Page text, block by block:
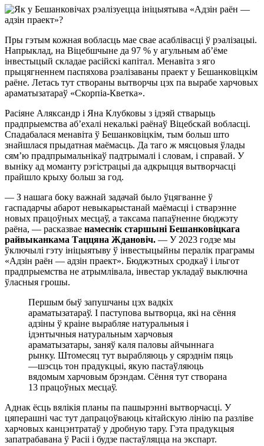
Пры гэтым кожная вобласць мае свае асаблівасці ў рэалізацыі.
Напрыклад, на Віцебшчыне да 97 % у агульным аб’ёме
інвестыцый складае расійскі капітал. Менавіта з яго
прыцягненнем паспяхова рэалізаваны праект у Бешанковіцкім
раёне. Летась тут створаны вытворчы цэх па вырабе харчовых
араматызатараў «Скорпіа-Кветка».
Расіяне Аляксандр і Яна Клубковы з ідэяй стварыць
прадпрыемства аб’ехалі некалькі раёнаў Віцебскай вобласці.
Спадабалася менавіта ў Бешанковіцкім, тым больш што
знайшлася прыдатная маёмасць. Да таго ж мясцовыя ўлады
сям’ю прадпрымальнікаў падтрымалі і словам, і справай. У
выніку ад моманту рэгістрацыі да адкрыцця вытворчасці
прайшло крыху больш за год.
— З нашага боку важнай задачай было ўцягванне ў
гаспадарчы абарот невыкарыстанай маёмасці і стварэнне
новых працоўных месцаў, а таксама папаўненне бюджэту
раёна, — расказвае намеснік старшыні Бешанковіцкага
райвыканкама Таццяна Ждановіч. — У 2023 годзе мы
ўключылі гэту ініцыятыву ў інвестыцыйны пералік праграмы
«Адзін раён — адзін праект». Бюджэтных сродкаў і ільгот
прадпрыемства не атрымлівала, інвестар укладаў выключна
ўласныя грошы.
Першым быў запушчаны цэх вадкіх
араматызатараў. І паступова вытворца, які на сёння
адзіны ў краіне вырабляе натуральныя і
ідэнтычныя натуральным харчовыя
араматызатары, заняў каля паловы айчыннага
рынку. Штомесяц тут вырабляюць у сярэднім пяць
—шэсць тон прадукцыі, якую пастаўляюць
вядомым харчовым брэндам. Сёння тут створана
13 працоўных месцаў.
Аднак ёсць вялікія планы па пашырэнні вытворчасці. У
цяперашні час тут дапрацоўваюць кітайскую лінію па разліве
харчовых канцэнтратаў у дробную тару. Гэта прадукцыя
запатрабавана ў Расіі і будзе пастаўляцца на экспарт.